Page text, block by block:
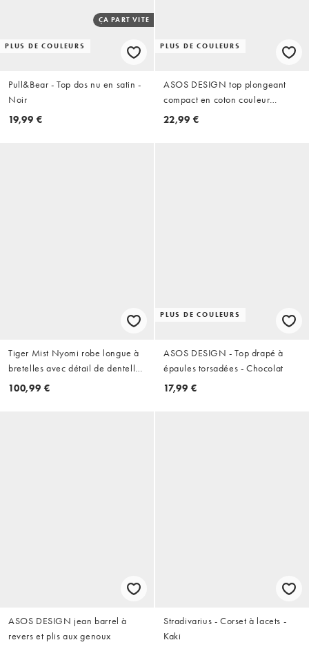
PLUS DE COULEURS
ÇA PART VITE
Pull&Bear - Top dos nu en satin -
Noir
19,99 €
PLUS DE COULEURS
ASOS DESIGN top plongeant
compact en coton couleur
buttermilk
22,99 €
Tiger Mist Nyomi robe longue à
bretelles avec détail de dentelle,
découpes et lien au dos, à fleurs
100,99 €
PLUS DE COULEURS
ASOS DESIGN - Top drapé à
épaules torsadées - Chocolat
17,99 €
ASOS DESIGN jean barrel à
revers et plis aux genoux
Stradivarius - Corset à lacets -
Kaki